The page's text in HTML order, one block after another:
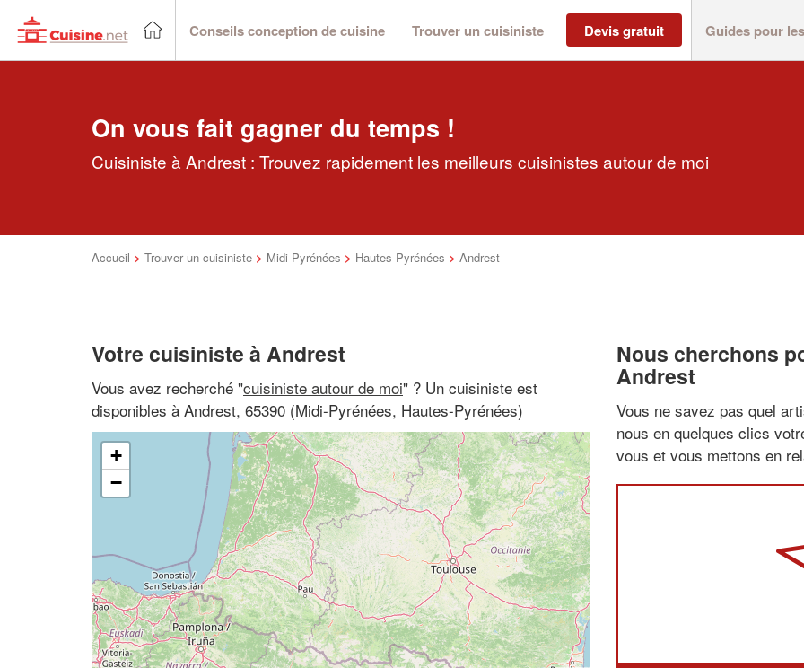
Conseils conception de cuisine Trouver un cuisiniste Devis gratuit Guides pour
On vous fait gagner du temps !
Cuisiniste à Andrest : Trouvez rapidement les meilleurs cuisinistes autour de moi
Accueil > Trouver un cuisiniste > Midi-Pyrénées > Hautes-Pyrénées > Andrest
Votre cuisiniste à Andrest
Vous avez recherché "cuisiniste autour de moi" ? Un cuisiniste est
disponibles à Andrest, 65390 (Midi-Pyrénées, Hautes-Pyrénées)
+
−
Nous cherchons
Andrest
Vous ne savez pas quel
nous en quelques clics
vous et vous mettons en